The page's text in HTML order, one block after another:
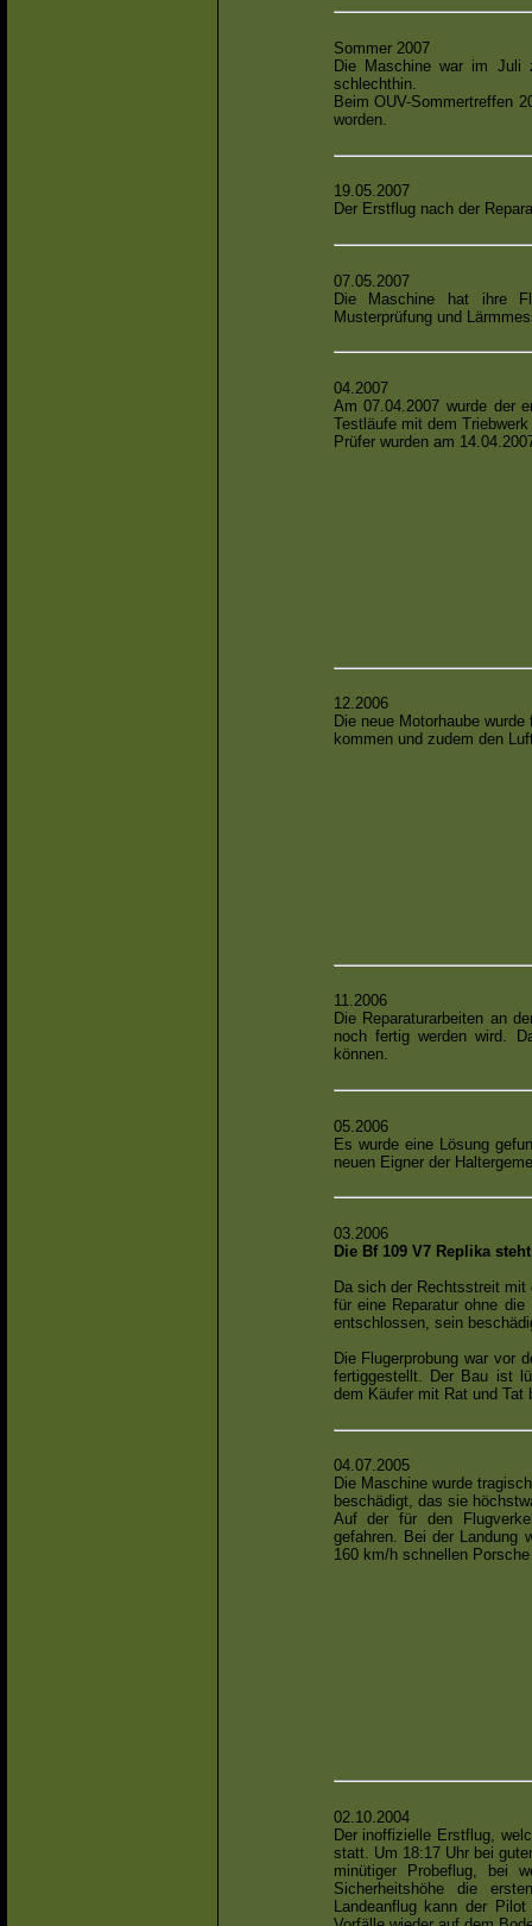
Sommer 2007
Die Maschine war im Juli
schlechthin.
Beim OUV-Sommertreffen
worden.
19.05.2007
Der Erstflug nach der
07.05.2007
Die Maschine hat ihre
Musterprüfung und
04.2007
Am 07.04.2007 wurde der
Testläufe mit dem
Prüfer wurden am
12.2006
Die neue Motorhaube
kommen und zudem den
11.2006
Die Reparaturarbeiten an
noch fertig werden wird.
können.
05.2006
Es wurde eine Lösung
neuen Eigner der
03.2006
Die Bf 109 V7 Replika
Da sich der Rechtsstreit
für eine Reparatur ohne
entschlossen, sein
Die Flugerprobung war vor
fertiggestellt. Der Bau ist
dem Käufer mit Rat und Tat
04.07.2005
Die Maschine wurde
beschädigt, das sie
Auf der für den
gefahren. Bei der Landung
160 km/h schnellen
02.10.2004
Der inoffizielle Erstflug,
statt. Um 18:17 Uhr bei
minütiger Probeflug, bei
Sicherheitshöhe die
Landeanflug kann der